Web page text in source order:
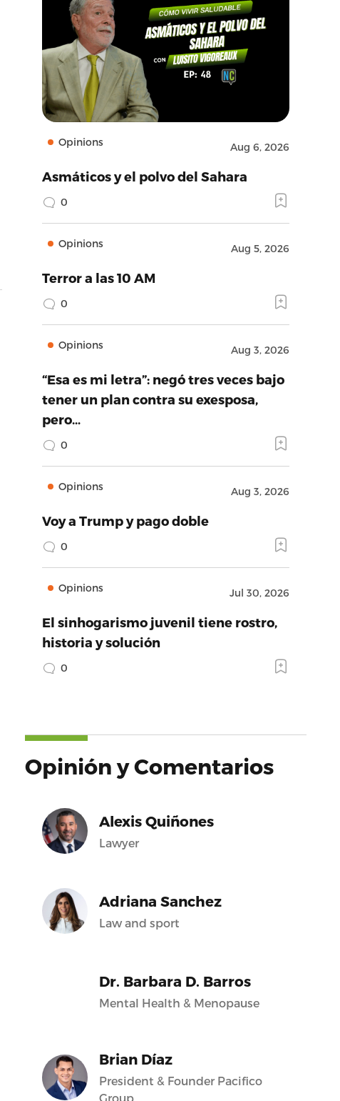
Opinions Aug 6, 2026
Asmáticos y el polvo del Sahara
0
Opinions Aug 5, 2026
Terror a las 10 AM
0
Opinions Aug 3, 2026
“Esa es mi letra”: negó tres veces bajo
tener un plan contra su exesposa,
pero…
0
Opinions Aug 3, 2026
Voy a Trump y pago doble
0
Opinions Jul 30, 2026
El sinhogarismo juvenil tiene rostro,
historia y solución
0
Opinión y Comentarios
Alexis Quiñones
Lawyer
Adriana Sanchez
Law and sport
Dr. Barbara D. Barros
Mental Health & Menopause
Brian Díaz
President & Founder Pacifico
Group